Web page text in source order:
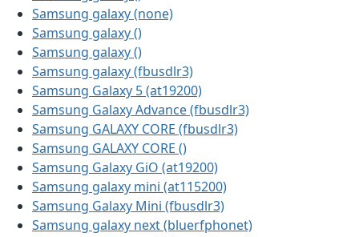
Samsung galaxy (none)
Samsung galaxy ()
Samsung galaxy ()
Samsung galaxy (fbusdlr3)
Samsung Galaxy 5 (at19200)
Samsung Galaxy Advance (fbusdlr3)
Samsung GALAXY CORE (fbusdlr3)
Samsung GALAXY CORE ()
Samsung Galaxy GiO (at19200)
Samsung galaxy mini (at115200)
Samsung Galaxy Mini (fbusdlr3)
Samsung galaxy next (bluerfphonet)